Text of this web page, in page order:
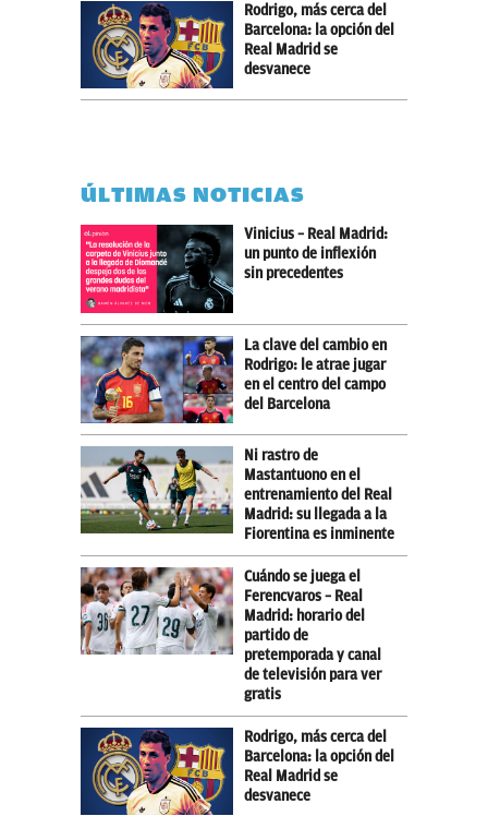
Rodrigo, más cerca del
Barcelona: la opción del
Real Madrid se
desvanece
ÚLTIMAS NOTICIAS
Vinicius – Real Madrid:
un punto de inflexión
sin precedentes
La clave del cambio en
Rodrigo: le atrae jugar
en el centro del campo
del Barcelona
Ni rastro de
Mastantuono en el
entrenamiento del Real
Madrid: su llegada a la
Fiorentina es inminente
Cuándo se juega el
Ferencvaros – Real
Madrid: horario del
partido de
pretemporada y canal
de televisión para ver
gratis
Rodrigo, más cerca del
Barcelona: la opción del
Real Madrid se
desvanece